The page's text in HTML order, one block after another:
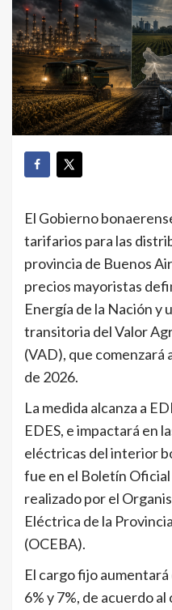
El Gobierno
tarifarios para las
provincia de Buenos
precios mayoristas
Energía de la Nación y
transitoria del Valor
(VAD), que comenzará
de 2026.
La medida alcanza a
EDES, e impactará en
eléctricas del interior
fue en el Boletín
realizado por el
Eléctrica de la
(OCEBA).
El cargo fijo
6% y 7%, de acuerdo